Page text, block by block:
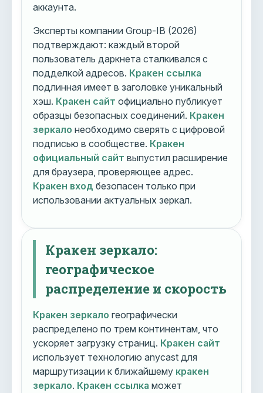
аккаунта.
Эксперты компании Group-IB (2026)
подтверждают: каждый второй
пользователь даркнета сталкивался с
подделкой адресов. Кракен ссылка
подлинная имеет в заголовке уникальный
хэш. Кракен сайт официально публикует
образцы безопасных соединений. Кракен
зеркало необходимо сверять с цифровой
подписью в сообществе. Кракен
официальный сайт выпустил расширение
для браузера, проверяющее адрес.
Кракен вход безопасен только при
использовании актуальных зеркал.
Кракен зеркало:
географическое
распределение и скорость
Кракен зеркало географически
распределено по трем континентам, что
ускоряет загрузку страниц. Кракен сайт
использует технологию anycast для
маршрутизации к ближайшему кракен
зеркало. Кракен ссылка может